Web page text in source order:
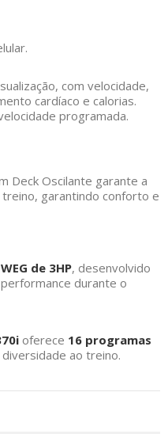
com velocidade,
cardíaco e calorias.
programada.
Deck Oscilante garante a
garantindo conforto e
de 3HP, desenvolvido
durante o
oferece 16 programas
ao treino.